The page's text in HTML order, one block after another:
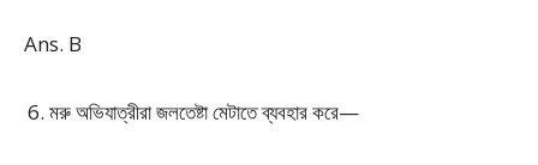
Ans. B
মরু অভিযাত্রীরা জলতেষ্টা মেটাতে ব্যবহার করে—